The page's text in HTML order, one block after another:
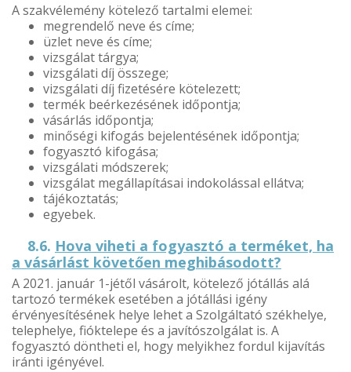
A szakvélemény kötelező tartalmi elemei:
megrendelő neve és címe;
üzlet neve és címe;
vizsgálat tárgya;
vizsgálati díj összege;
vizsgálati díj fizetésére kötelezett;
termék beérkezésének időpontja;
vásárlás időpontja;
minőségi kifogás bejelentésének időpontja;
fogyasztó kifogása;
vizsgálati módszerek;
vizsgálat megállapításai indokolással ellátva;
tájékoztatás;
egyebek.
8.6. Hova viheti a fogyasztó a terméket, ha
a vásárlást követően meghibásodott?
A 2021. január 1-jétől vásárolt, kötelező jótállás alá
tartozó termékek esetében a jótállási igény
érvényesítésének helye lehet a Szolgáltató székhelye,
telephelye, fióktelepe és a javítószolgálat is. A
fogyasztó döntheti el, hogy melyikhez fordul kijavítás
iránti igényével.